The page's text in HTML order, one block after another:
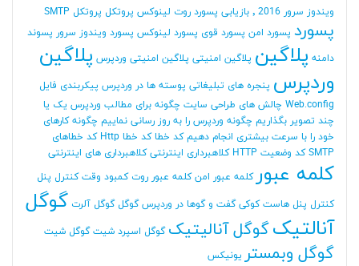
ویندوز سرور 2016
٬ بازیابی پسورد روت لینوکس پروتکل پروتکل SMTP
پسورد پسورد امن پسورد قوی پسورد لینوکس پسورد ویندوز سرور پسوند
دامنه پلاگین پلاگین امنیتی پلاگین امنیتی وردپرس پلاگین
وردپرس پنجره های تبلیغاتی پوسته ها در وردپرس پیکربندی فایل
Web.config چالش های طراحی سایت چگونه برای مطالب وردپرس یک یا
چند تصویر بگذاریم چگونه وردپرس را به روز رسانی نماییم چگونه کارهای
خود را با سرعت بیشتری انجام دهیم کد خطا کد خطا Http
کد خطاهای
SMTP کد وضعیت HTTP کلاهبرداری اینترنتی کلاهبرداری های اینترنتی
کلمه عبور کلمه عبور امن کلمه عبور روت کمبود وقت کنترل پنل
کنترل پنل هاست کوکی گفت و گوها در وردپرس گوگل گوگل آلرت گوگل
آنالتیکگوگل آنالیتیک گوگل اسپرد شیت گوگل شیت
گوگل وبمستر یونیکس